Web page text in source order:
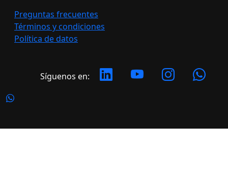
Preguntas frecuentes
Términos y condiciones
Política de datos
Síguenos en: